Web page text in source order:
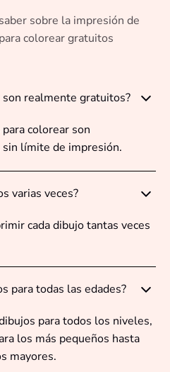
sobre la impresión de
colorear gratuitos
realmente gratuitos?
colorear son
límite de impresión.
varias veces?
cada dibujo tantas veces
para todas las edades?
para todos los niveles,
los más pequeños hasta
mayores.